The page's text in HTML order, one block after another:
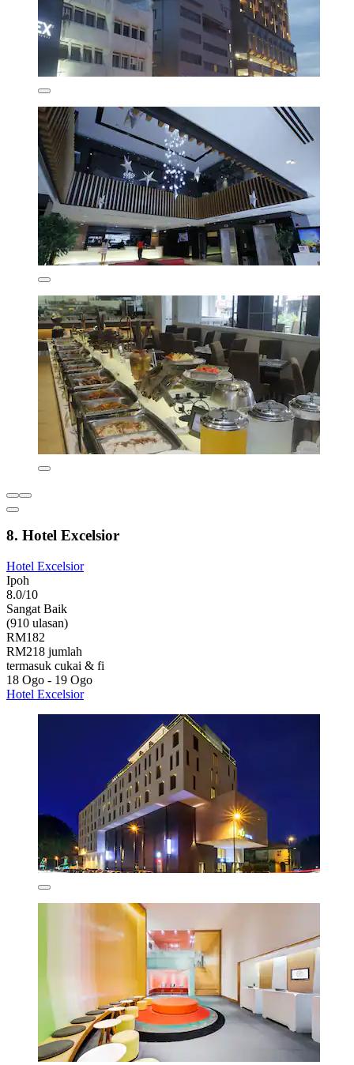
8. Hotel Excelsior
Hotel Excelsior
Ipoh
8.0/10
Sangat Baik
(910 ulasan)
RM182
RM218 jumlah
termasuk cukai & fi
18 Ogo - 19 Ogo
Hotel Excelsior